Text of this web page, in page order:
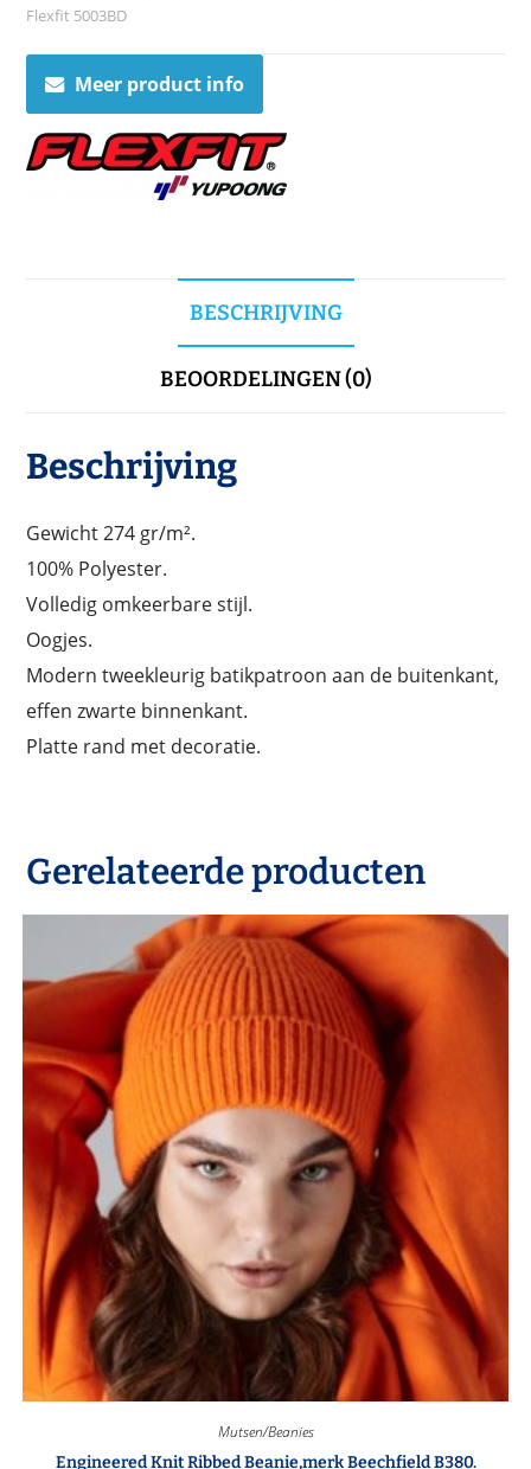
Flexfit 5003BD
Meer product info
BESCHRIJVING
BEOORDELINGEN (0)
Beschrijving
Gewicht 274 gr/m².
100% Polyester.
Volledig omkeerbare stijl.
Oogjes.
Modern tweekleurig batikpatroon aan de buitenkant,
effen zwarte binnenkant.
Platte rand met decoratie.
Gerelateerde producten
Mutsen/Beanies
Engineered Knit Ribbed Beanie,merk Beechfield B380.